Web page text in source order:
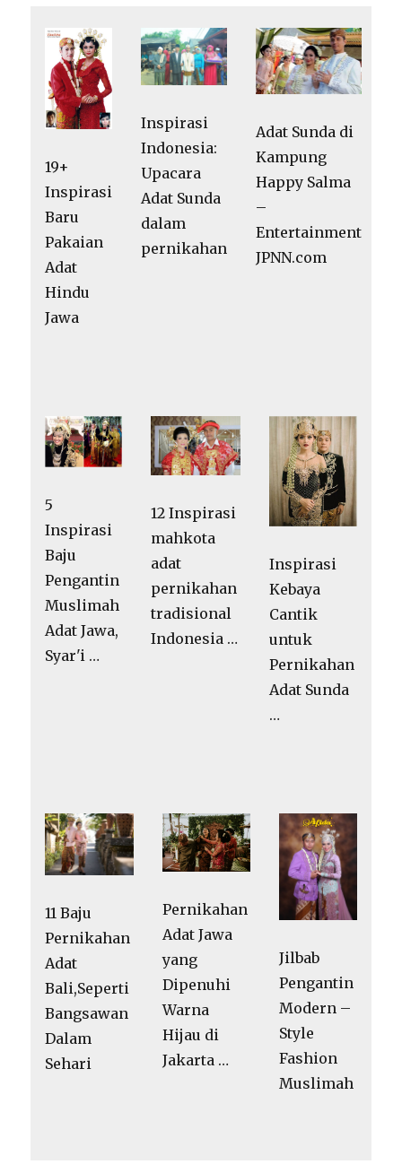
19+
Inspirasi
Baru
Pakaian
Adat
Hindu
Jawa
Inspirasi
Indonesia:
Upacara
Adat Sunda
dalam
pernikahan
Adat Sunda di
Kampung
Happy Salma
–
Entertainment
JPNN.com
5
Inspirasi
Baju
Pengantin
Muslimah
Adat Jawa,
Syar'i …
12 Inspirasi
mahkota
adat
pernikahan
tradisional
Indonesia …
Inspirasi
Kebaya
Cantik
untuk
Pernikahan
Adat Sunda
…
11 Baju
Pernikahan
Adat
Bali,Seperti
Bangsawan
Dalam
Sehari
Pernikahan
Adat Jawa
yang
Dipenuhi
Warna
Hijau di
Jakarta …
Jilbab
Pengantin
Modern –
Style
Fashion
Muslimah